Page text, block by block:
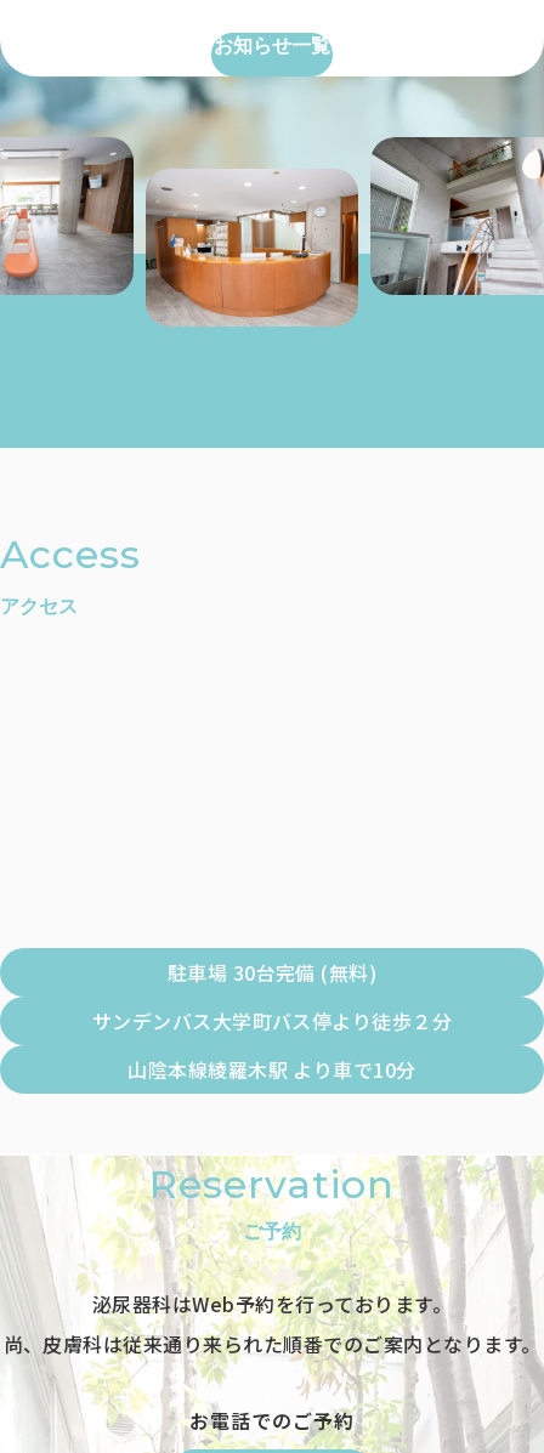
お知らせ一覧
Access
アクセス
駐車場 30台完備 (無料)
サンデンバス大学町バス停より徒歩２分
山陰本線綾羅木駅 より車で10分
Reservation
ご予約
泌尿器科はWeb予約を行っております。
尚、皮膚科は従来通り来られた順番でのご案内となります。
お電話でのご予約